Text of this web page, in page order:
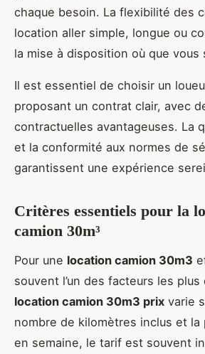
chaque besoin. La flexibilité des
location aller simple, longue ou
la mise à disposition où que vous
Il est essentiel de choisir un
proposant un contrat clair, avec
contractuelles avantageuses. La
et la conformité aux normes de
garantissent une expérience
Critères essentiels pour la
camion 30m³
Pour une location camion 30m3
souvent l’un des facteurs les
location camion 30m3 prix varie
nombre de kilomètres inclus et la
en semaine, le tarif est souvent